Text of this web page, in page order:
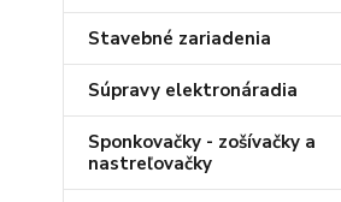
Stavebné zariadenia
Súpravy elektronáradia
Sponkovačky - zošívačky a
nastreľovačky